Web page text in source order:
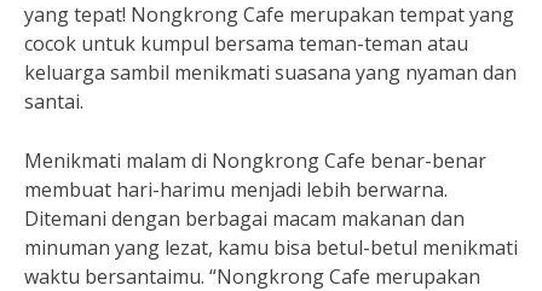
yang tepat! Nongkrong Cafe merupakan tempat yang
cocok untuk kumpul bersama teman-teman atau
keluarga sambil menikmati suasana yang nyaman dan
santai.
Menikmati malam di Nongkrong Cafe benar-benar
membuat hari-harimu menjadi lebih berwarna.
Ditemani dengan berbagai macam makanan dan
minuman yang lezat, kamu bisa betul-betul menikmati
waktu bersantaimu. “Nongkrong Cafe merupakan